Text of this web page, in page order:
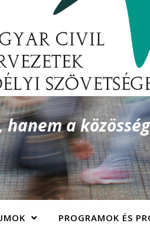
a
PROGRAMOK ÉS